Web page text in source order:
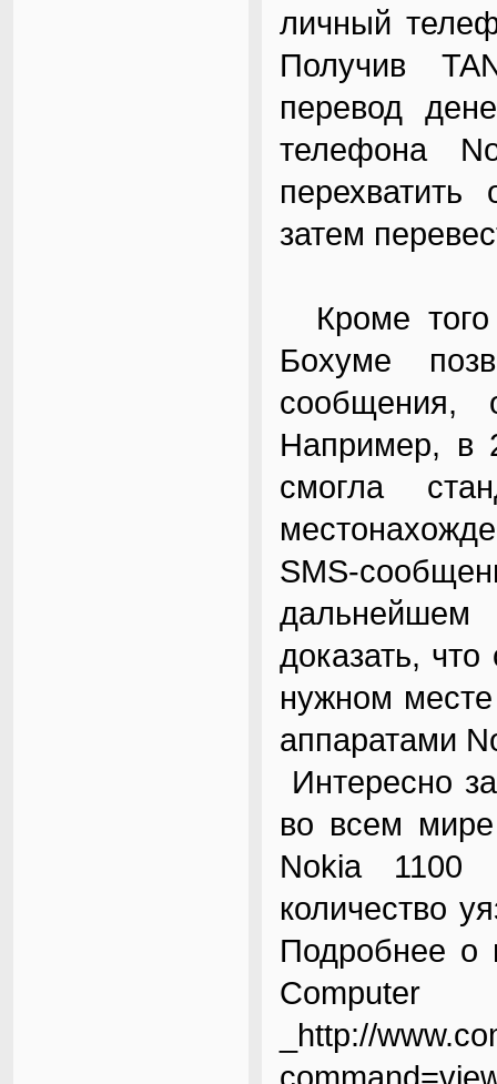
личный
Получив
перевод
телефона
затем
Кроме того
Бохуме
сообщения,
Например, в
смогла
SMS-
доказать,
нужном
аппаратами
Интересно
во всем
Nokia 1100
количество
Подробнее о
_http://